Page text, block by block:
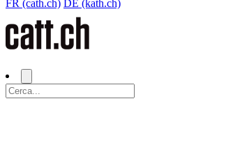
FR (cath.ch) DE (kath.ch)